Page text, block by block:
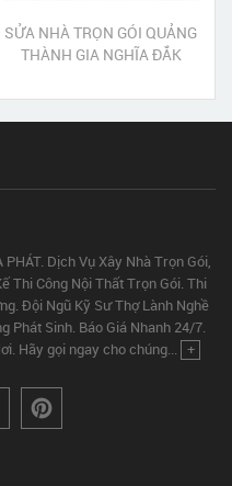
SỬA NHÀ TRỌN GÓI QUẢNG
THÀNH GIA NGHĨA ĐẮK
PHÁT. Dịch Vụ Xây Nhà Trọn Gói,
Thi Công Nội Thất Trọn Gói. Thi
Đội Ngũ Kỹ Sư Thợ Lành Nghề
Phát Sinh. Báo Giá Nhanh 24/7.
Hãy gọi ngay cho chúng... +